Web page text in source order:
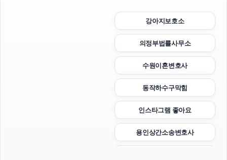
강아지보호소
의정부법률사무소
수원이혼변호사
동작하수구막힘
인스타그램 좋아요
용인상간소송변호사